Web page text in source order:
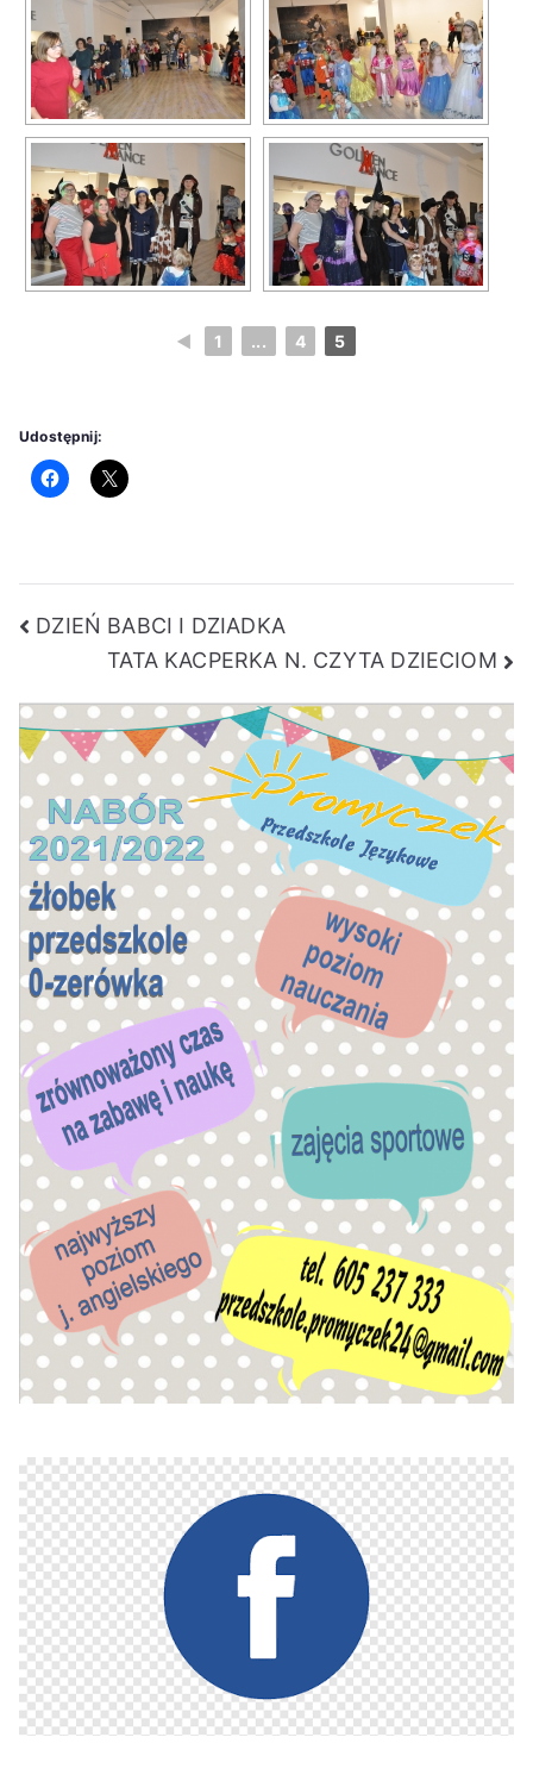
◄ 1 ... 4 5
Udostępnij:
Nawigacja
wpisu
DZIEŃ BABCI I DZIADKA
TATA KACPERKA N. CZYTA DZIECIOM